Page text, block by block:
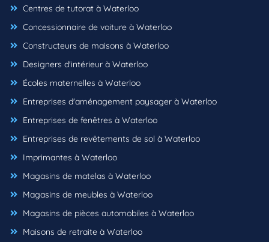
Centres de tutorat à Waterloo
Concessionnaire de voiture à Waterloo
Constructeurs de maisons à Waterloo
Designers d'intérieur à Waterloo
Écoles maternelles à Waterloo
Entreprises d'aménagement paysager à Waterloo
Entreprises de fenêtres à Waterloo
Entreprises de revêtements de sol à Waterloo
Imprimantes à Waterloo
Magasins de matelas à Waterloo
Magasins de meubles à Waterloo
Magasins de pièces automobiles à Waterloo
Maisons de retraite à Waterloo